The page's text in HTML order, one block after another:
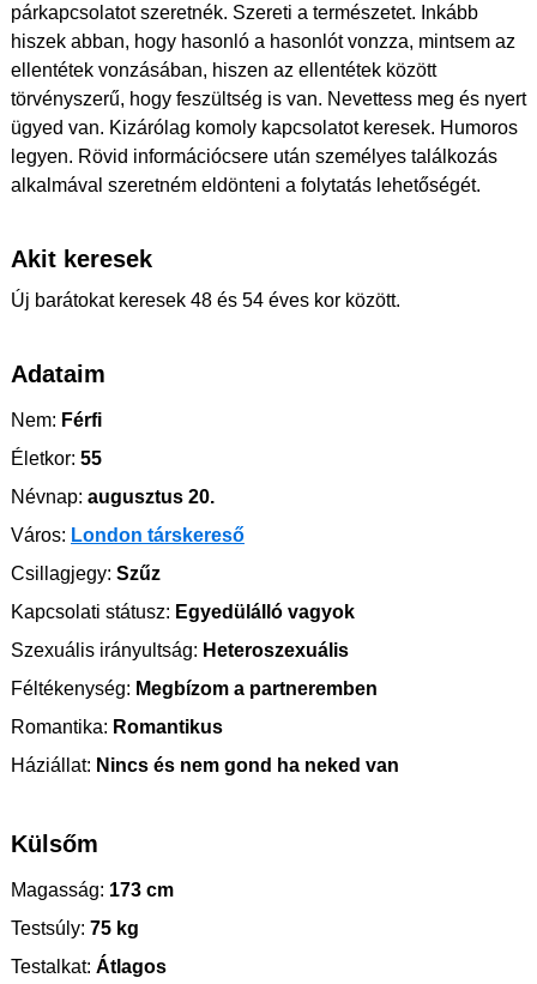
párkapcsolatot szeretnék. Szereti a természetet. Inkább
hiszek abban, hogy hasonló a hasonlót vonzza, mintsem az
ellentétek vonzásában, hiszen az ellentétek között
törvényszerű, hogy feszültség is van. Nevettess meg és nyert
ügyed van. Kizárólag komoly kapcsolatot keresek. Humoros
legyen. Rövid információcsere után személyes találkozás
alkalmával szeretném eldönteni a folytatás lehetőségét.
Akit keresek
Új barátokat keresek 48 és 54 éves kor között.
Adataim
Nem: Férfi
Életkor: 55
Névnap: augusztus 20.
Város: London társkereső
Csillagjegy: Szűz
Kapcsolati státusz: Egyedülálló vagyok
Szexuális irányultság: Heteroszexuális
Féltékenység: Megbízom a partneremben
Romantika: Romantikus
Háziállat: Nincs és nem gond ha neked van
Külsőm
Magasság: 173 cm
Testsúly: 75 kg
Testalkat: Átlagos